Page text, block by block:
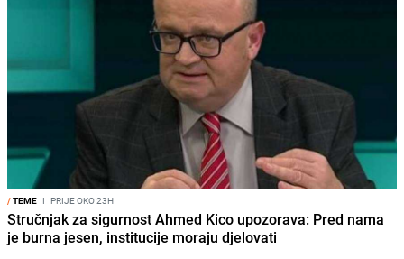
/TEME I PRIJE OKO 23H
Stručnjak za sigurnost Ahmed Kico upozorava: Pred nama
je burna jesen, institucije moraju djelovati